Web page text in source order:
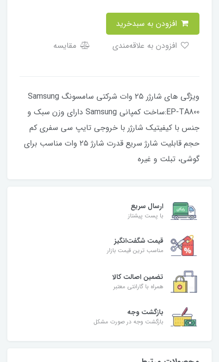
مقایسه
ویژگی های شارژر ۲۵ وات شرکتی سامسونگ Samsung
EP-TA800:ساخت کمپانی Samsung دارای وزن سبک و
جنس با کیفیتیک شارژر با خروجی تایپ سی سفری کم
حجم قابلیت شارژ سریع قدرت شارژ ۲۵ وات مناسب برای
گوشی، تبلت و غیره
ارسال سریع
با پست پیشتاز
قیمت شگفت‌انگیز
مناسب ترین قیمت بازار
تضمین اصالت کالا
همراه با گارانتی معتبر
بازگشت وجه
بازگشت وجه در صورت مشکل